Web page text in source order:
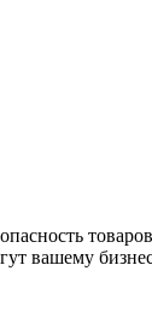
вашему